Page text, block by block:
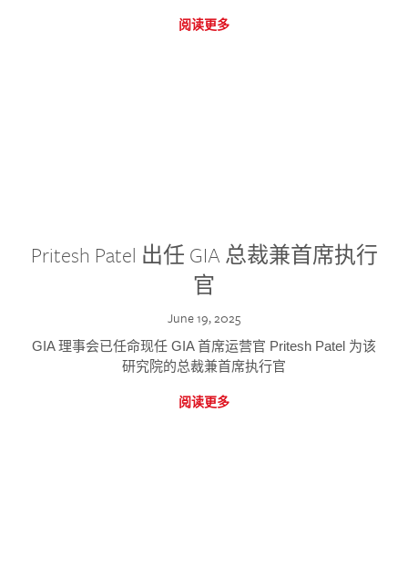
阅读更多
Pritesh Patel 出任 GIA 总裁兼首席执行
官
June 19, 2025
GIA 理事会已任命现任 GIA 首席运营官 Pritesh Patel 为该
研究院的总裁兼首席执行官
阅读更多